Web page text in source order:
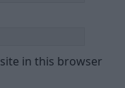
in this browser